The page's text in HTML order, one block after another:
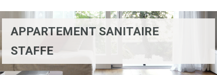
APPARTEMENT SANITAIRE
STAFFE